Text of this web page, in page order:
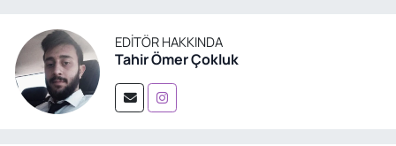
EDITÖR HAKKINDA
Tahir Ömer Çokluk